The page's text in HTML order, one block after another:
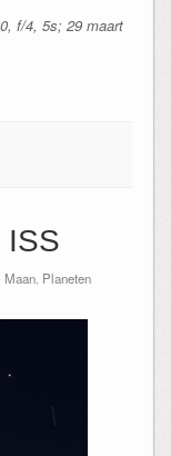
f/4, 5s; 29 maart
ISS
Maan, Planeten